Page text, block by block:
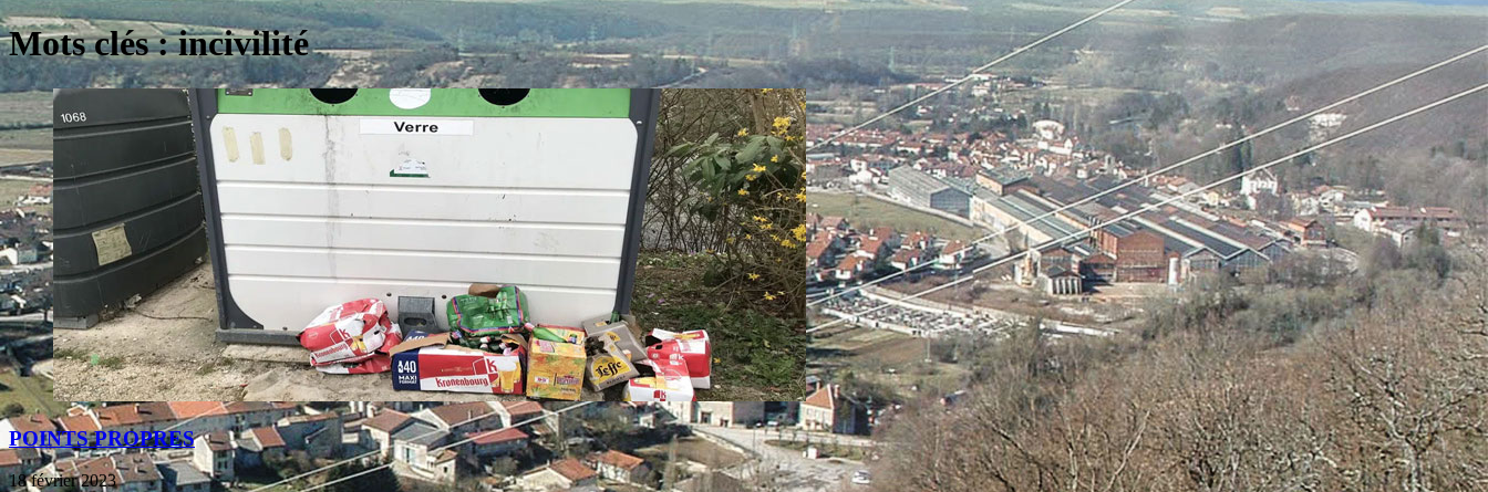
Mots clés : incivilité
POINTS PROPRES
18 février 2023